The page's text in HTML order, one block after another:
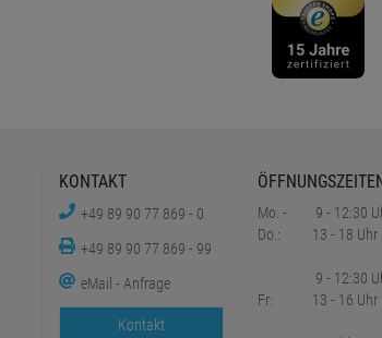
KONTAKT
+49 89 90 77 869 - 0
+49 89 90 77 869 - 99
eMail - Anfrage
Kontakt
Mo. -
Do.:
Fr:
9 - 12:30
13 - 18 Uhr
9 - 12:30
13 - 16 Uhr